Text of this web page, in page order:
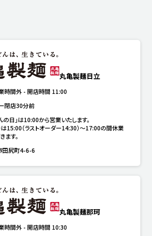
丸亀製麺日立
時間外 - 開店時間 11:00
閉店30分前
の日」は10:00から営業いたします。
は15:00（ラストオーダー14:30）～17:00の間休業
ます。
田尻町4-6-6
丸亀製麺那珂
時間外 - 開店時間 10:30